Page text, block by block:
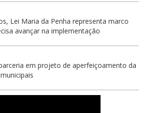
Lei Maria da Penha representa marco
avançar na implementação
em projeto de aperfeiçoamento da